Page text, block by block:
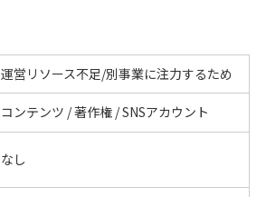
運営リソース不足/別事業に注力するため
コンテンツ / 著作権 / SNSアカウント
なし